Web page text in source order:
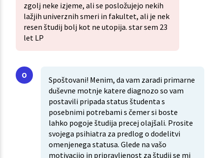
zgolj neke izjeme, ali se posložujejo nekih
lažjih univerznih smeri in fakultet, ali je nek
resen študij bolj kot ne utopija. star sem 23
let LP
Spoštovani! Menim, da vam zaradi primarne
duševne motnje katere diagnozo so vam
postavili pripada status študenta s
posebnimi potrebami s čemer si boste
lahko pogoje študija precej olajšali. Prosite
svojega psihiatra za predlog o dodelitvi
omenjenega statusa. Glede na vašo
motivacijo in pripravljenost za študij se mi